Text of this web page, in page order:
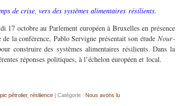
de crise, vers des sys­tèmes ali­men­taires résilients.
17 octo­bre au Par­lement européen à Brux­elles en présence
la con­férence, Pablo Servi­gne présen­tait son étude Nour­
con­stru­ire des sys­tèmes ali­men­taires résilients. Dans la
réponses poli­tiques, à l’échelon européen et local.
pic pétrolier, résilience| Catégorie : Nous avons lu